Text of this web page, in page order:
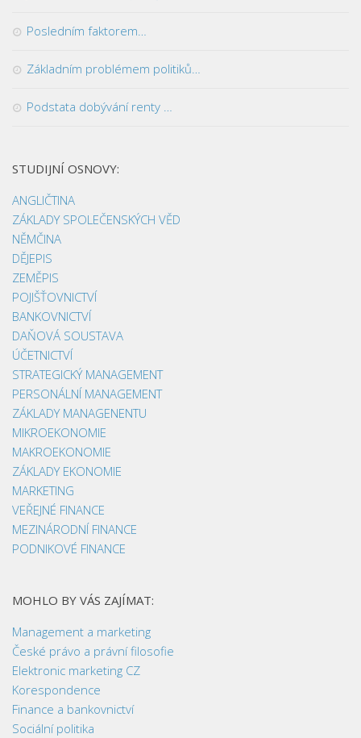
Posledním faktorem…
Základním problémem politiků…
Podstata dobývání renty …
STUDIJNÍ OSNOVY:
ANGLIČTINA
ZÁKLADY SPOLEČENSKÝCH VĚD
NĚMČINA
DĚJEPIS
ZEMĚPIS
POJIŠŤOVNICTVÍ
BANKOVNICTVÍ
DAŇOVÁ SOUSTAVA
ÚČETNICTVÍ
STRATEGICKÝ MANAGEMENT
PERSONÁLNÍ MANAGEMENT
ZÁKLADY MANAGENENTU
MIKROEKONOMIE
MAKROEKONOMIE
ZÁKLADY EKONOMIE
MARKETING
VEŘEJNÉ FINANCE
MEZINÁRODNÍ FINANCE
PODNIKOVÉ FINANCE
MOHLO BY VÁS ZAJÍMAT:
Management a marketing
České právo a právní filosofie
Elektronic marketing CZ
Korespondence
Finance a bankovnictví
Sociální politika